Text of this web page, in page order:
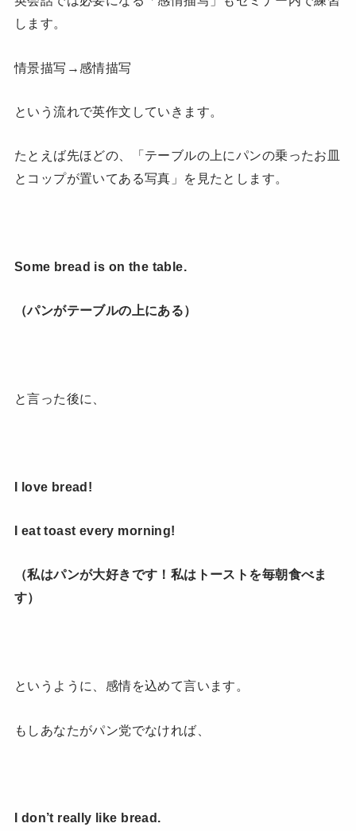
します。
情景描写→感情描写
という流れで英作文していきます。
たとえば先ほどの、「テーブルの上にパンの乗ったお皿
とコップが置いてある写真」を見たとします。
Some bread is on the table.
（パンがテーブルの上にある）
と言った後に、
I love bread!
I eat toast every morning!
（私はパンが大好きです！私はトーストを毎朝食べま
す）
というように、感情を込めて言います。
もしあなたがパン党でなければ、
I don’t really like bread.